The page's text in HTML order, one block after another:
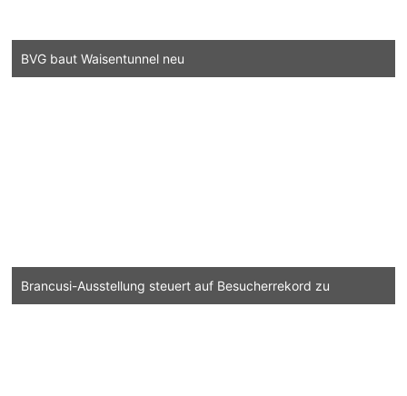
BVG baut Waisentunnel neu
Brancusi-Ausstellung steuert auf Besucherrekord zu